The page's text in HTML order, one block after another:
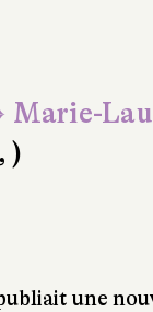
)
une